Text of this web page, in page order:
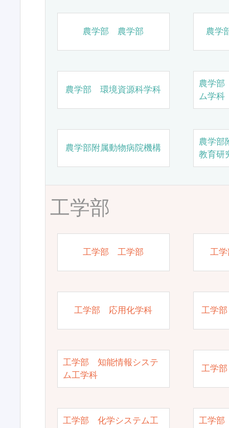
農学部 農学部 農学
農学部 環境資源科学科
農学
ム学科
農学部附属動物病院機構
農学部
教育研
工学部
工学部 工学部 工
工学部 応用化学科 工学
工学部 知能情報システ
ム工学科
工学
工学部 化学システム工
工学部